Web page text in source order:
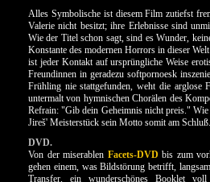
Alles Symbolische ist diesem Film zutiefst
Valerie nicht besitzt; ihre Erlebnisse sind
Wie der Titel schon sagt, sind es Wunder,
Konstante des modernen Horrors in dieser
ist jeder Kontakt auf ursprüngliche Weise
Freundinnen in geradezu softpornoesk
Frühling nie stattgefunden, weht die
untermalt von hymnischen Chorälen des
Refrain: "Gib dein Geheimnis nicht preis."
Jireš' Meisterstück sein Motto somit am Schluß.
DVD.
Von der miserablen Facets-DVD bis zum
gehen einem, was Bildstörung betrifft,
Transfer, ein wunderschönes Booklet